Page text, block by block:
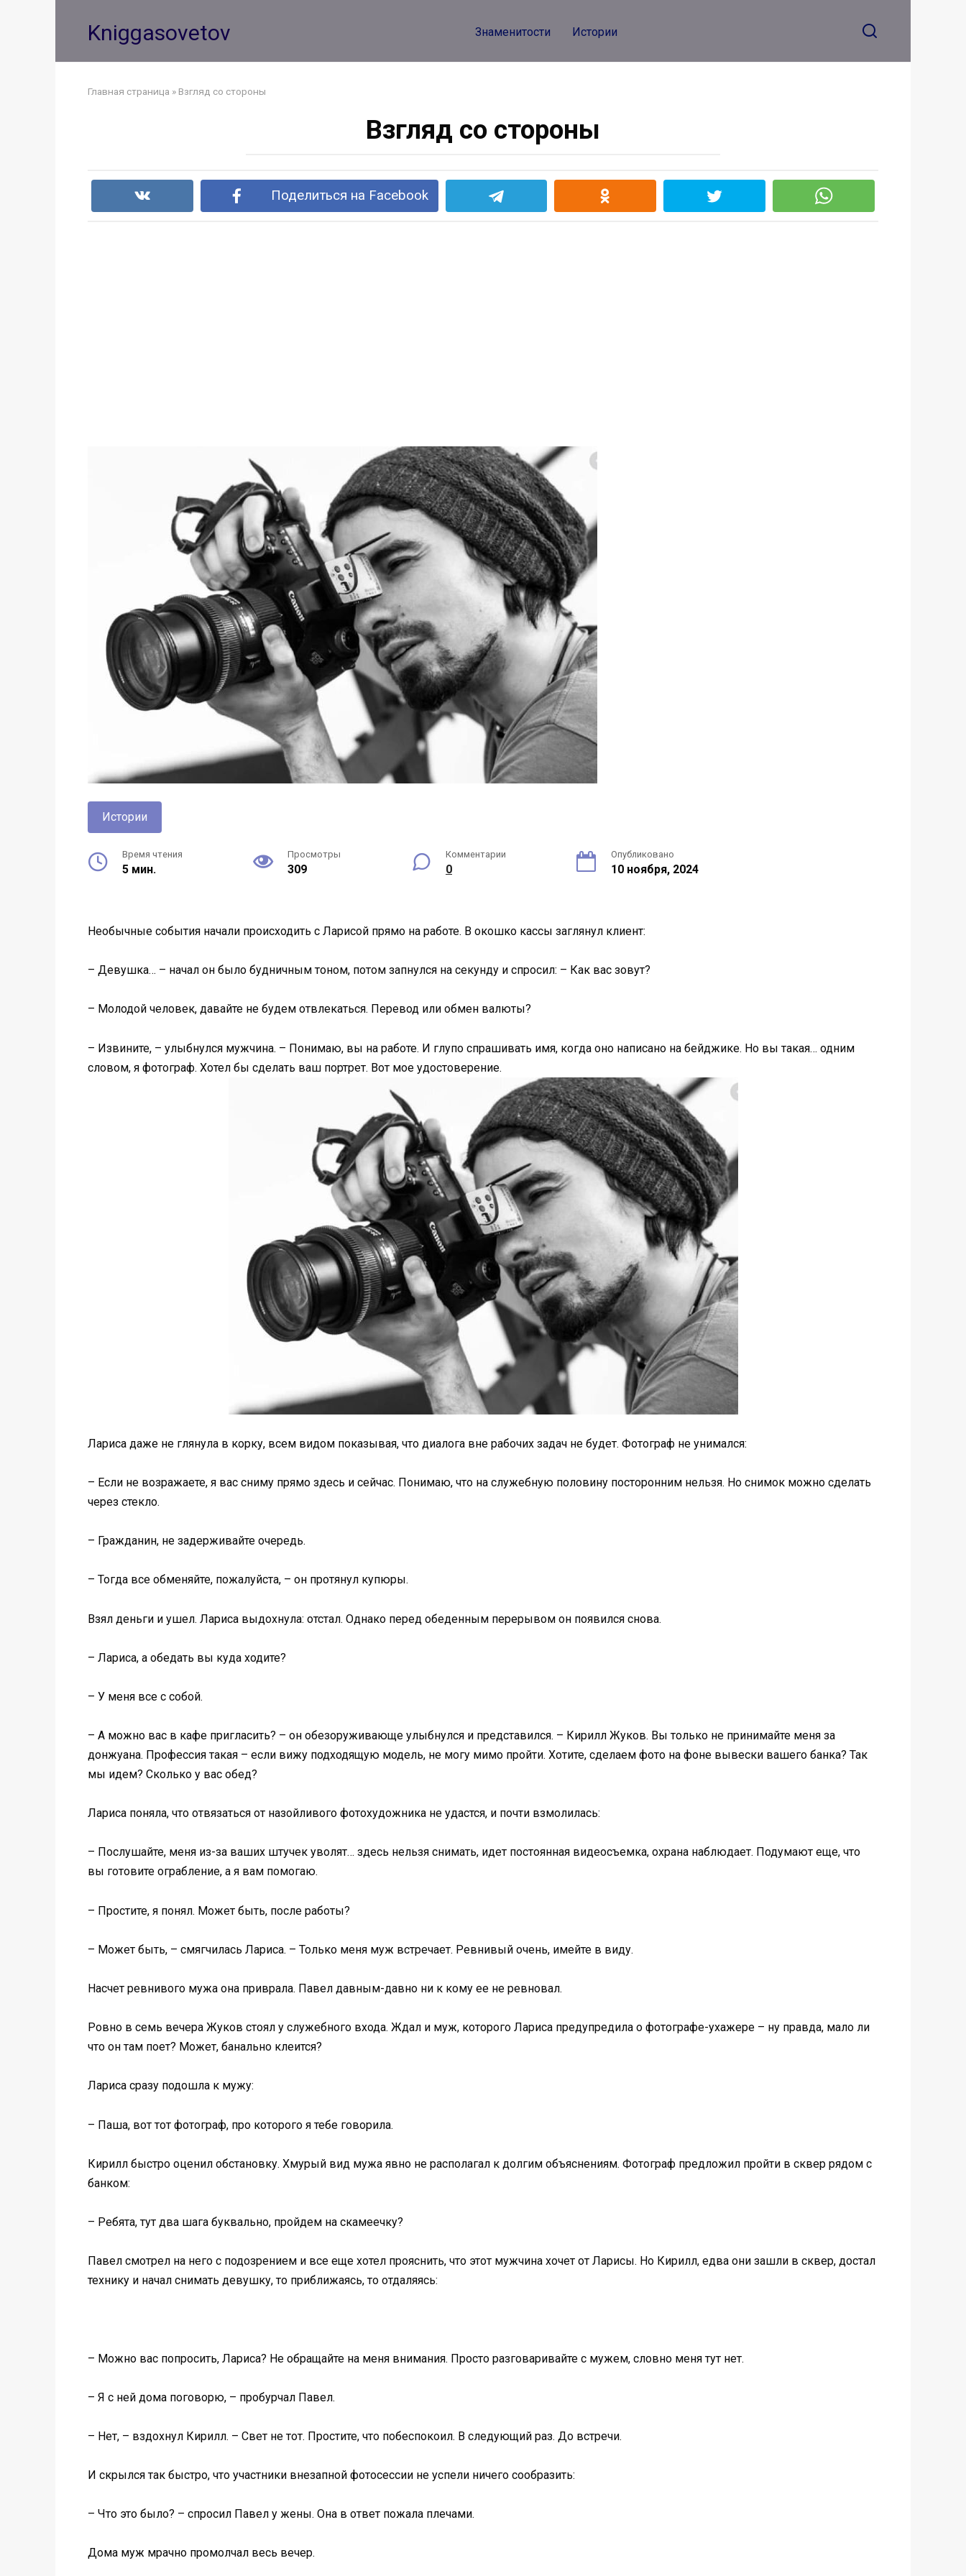
Kniggasovetov Знаменитости Истории
Главная страница » Взгляд со стороны
Взгляд со стороны
Поделиться на Facebook
Истории
Время чтения
5 мин.
Просмотры
309
Комментарии
0
Опубликовано
10 ноября, 2024
Необычные события начали происходить с Ларисой прямо на работе. В окошко кассы заглянул клиент:
– Девушка… – начал он было будничным тоном, потом запнулся на секунду и спросил: – Как вас зовут?
– Молодой человек, давайте не будем отвлекаться. Перевод или обмен валюты?
– Извините, – улыбнулся мужчина. – Понимаю, вы на работе. И глупо спрашивать имя, когда оно написано на бейджике. Но вы такая… одним
словом, я фотограф. Хотел бы сделать ваш портрет. Вот мое удостоверение.
Лариса даже не глянула в корку, всем видом показывая, что диалога вне рабочих задач не будет. Фотограф не унимался:
– Если не возражаете, я вас сниму прямо здесь и сейчас. Понимаю, что на служебную половину посторонним нельзя. Но снимок можно сделать
через стекло.
– Гражданин, не задерживайте очередь.
– Тогда все обменяйте, пожалуйста, – он протянул купюры.
Взял деньги и ушел. Лариса выдохнула: отстал. Однако перед обеденным перерывом он появился снова.
– Лариса, а обедать вы куда ходите?
– У меня все с собой.
– А можно вас в кафе пригласить? – он обезоруживающе улыбнулся и представился. – Кирилл Жуков. Вы только не принимайте меня за
донжуана. Профессия такая – если вижу подходящую модель, не могу мимо пройти. Хотите, сделаем фото на фоне вывески вашего банка? Так
мы идем? Сколько у вас обед?
Лариса поняла, что отвязаться от назойливого фотохудожника не удастся, и почти взмолилась:
– Послушайте, меня из-за ваших штучек уволят… здесь нельзя снимать, идет постоянная видеосъемка, охрана наблюдает. Подумают еще, что
вы готовите ограбление, а я вам помогаю.
– Простите, я понял. Может быть, после работы?
– Может быть, – смягчилась Лариса. – Только меня муж встречает. Ревнивый очень, имейте в виду.
Насчет ревнивого мужа она приврала. Павел давным-давно ни к кому ее не ревновал.
Ровно в семь вечера Жуков стоял у служебного входа. Ждал и муж, которого Лариса предупредила о фотографе-ухажере – ну правда, мало ли
что он там поет? Может, банально клеится?
Лариса сразу подошла к мужу:
– Паша, вот тот фотограф, про которого я тебе говорила.
Кирилл быстро оценил обстановку. Хмурый вид мужа явно не располагал к долгим объяснениям. Фотограф предложил пройти в сквер рядом с
банком:
– Ребята, тут два шага буквально, пройдем на скамеечку?
Павел смотрел на него с подозрением и все еще хотел прояснить, что этот мужчина хочет от Ларисы. Но Кирилл, едва они зашли в сквер, достал
технику и начал снимать девушку, то приближаясь, то отдаляясь:
– Можно вас попросить, Лариса? Не обращайте на меня внимания. Просто разговаривайте с мужем, словно меня тут нет.
– Я с ней дома поговорю, – пробурчал Павел.
– Нет, – вздохнул Кирилл. – Свет не тот. Простите, что побеспокоил. В следующий раз. До встречи.
И скрылся так быстро, что участники внезапной фотосессии не успели ничего сообразить:
– Что это было? – спросил Павел у жены. Она в ответ пожала плечами.
Дома муж мрачно промолчал весь вечер.